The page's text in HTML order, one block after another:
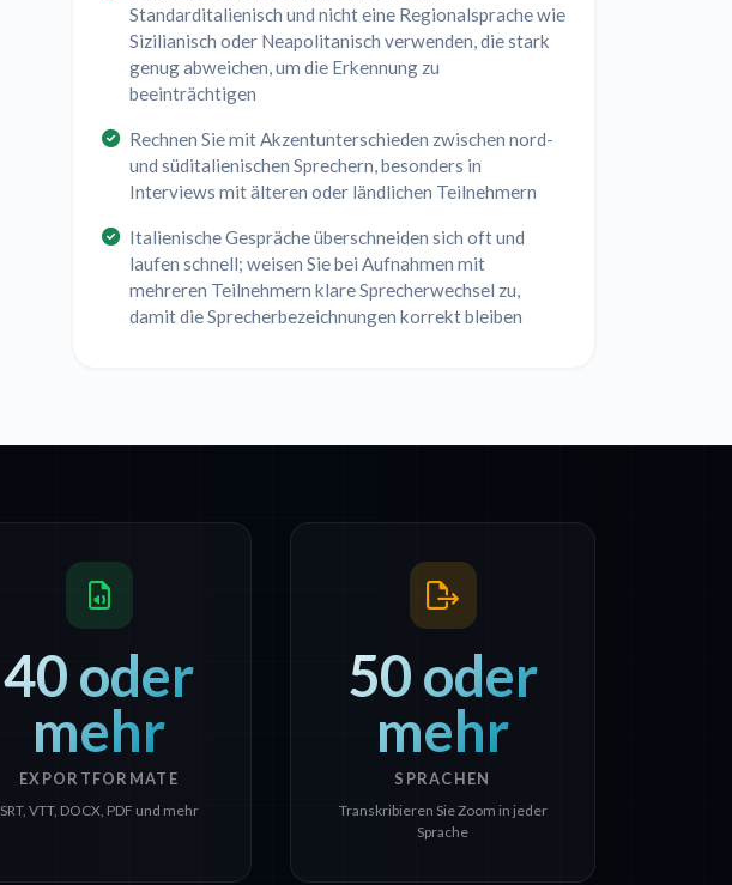
Standarditalienisch und nicht eine Regionalsprache wie
Sizilianisch oder Neapolitanisch verwenden, die stark
genug abweichen, um die Erkennung zu
beeinträchtigen
Rechnen Sie mit Akzentunterschieden zwischen nord-
und süditalienischen Sprechern, besonders in
Interviews mit älteren oder ländlichen Teilnehmern
Italienische Gespräche überschneiden sich oft und
laufen schnell; weisen Sie bei Aufnahmen mit
mehreren Teilnehmern klare Sprecherwechsel zu,
damit die Sprecherbezeichnungen korrekt bleiben
40 oder
mehr
EXPORTFORMATE
SRT, VTT, DOCX, PDF und mehr
50 oder
mehr
SPRACHEN
Transkribieren Sie Zoom in jeder
Sprache